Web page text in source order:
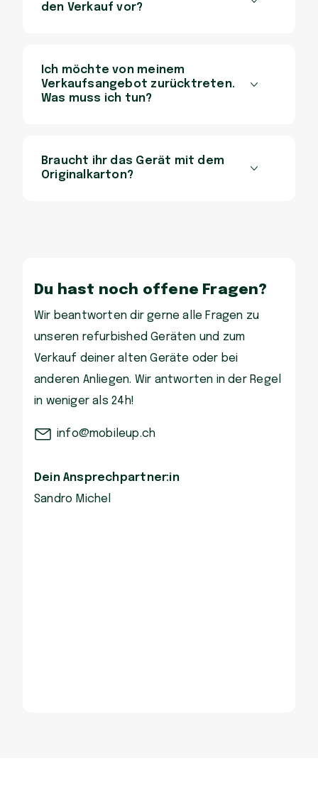
den Verkauf vor?
Ich möchte von meinem
Verkaufsangebot zurücktreten.
Was muss ich tun?
Braucht ihr das Gerät mit dem
Originalkarton?
Du hast noch offene Fragen?
Wir beantworten dir gerne alle Fragen zu
unseren refurbished Geräten und zum
Verkauf deiner alten Geräte oder bei
anderen Anliegen. Wir antworten in der Regel
in weniger als 24h!
info@mobileup.ch
Dein Ansprechpartner:in
Sandro Michel